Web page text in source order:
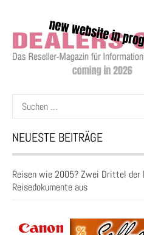
Suchen
nach:
NEUESTE BEITRÄGE
Reisen wie 2005? Zwei Drittel der
Reisedokumente aus